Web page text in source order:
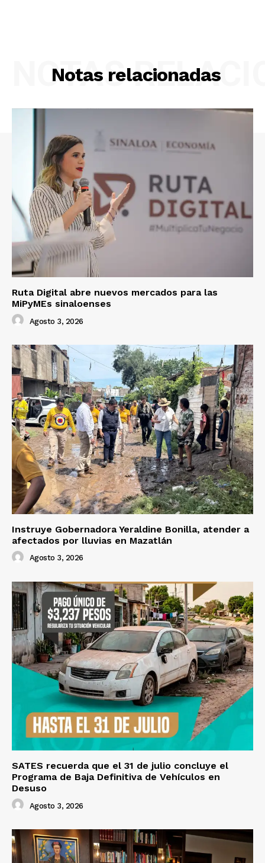
Notas relacionadas
NOTAS
Ruta Digital abre nuevos mercados para las
MiPyMEs sinaloenses
Agosto 3, 2026
Instruye Gobernadora Yeraldine Bonilla, atender a
afectados por lluvias en Mazatlán
Agosto 3, 2026
SATES recuerda que el 31 de julio concluye el
Programa de Baja Definitiva de Vehículos en
Desuso
Agosto 3, 2026